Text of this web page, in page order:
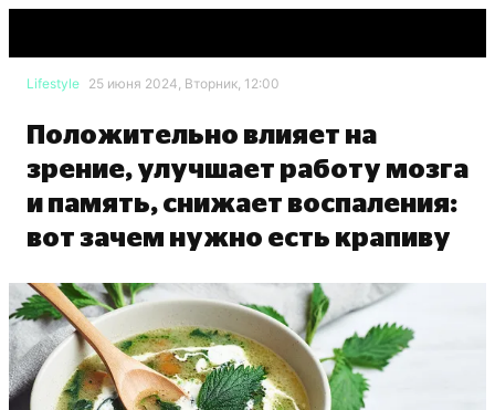
Lifestyle 25 июня 2024, Вторник, 12:00
Положительно влияет на
зрение, улучшает работу мозга
и память, снижает воспаления:
вот зачем нужно есть крапиву